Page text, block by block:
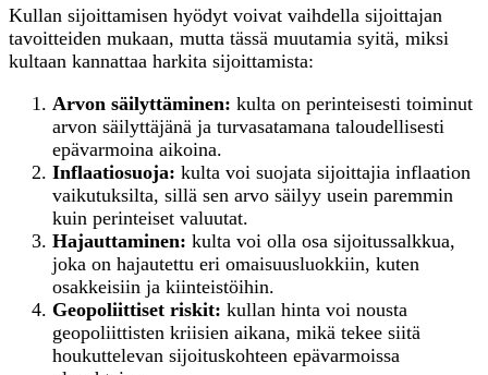
Kullan sijoittamisen hyödyt voivat vaihdella sijoittajan
tavoitteiden mukaan, mutta tässä muutamia syitä, miksi
kultaan kannattaa harkita sijoittamista:
Arvon säilyttäminen: kulta on perinteisesti toiminut
arvon säilyttäjänä ja turvasatamana taloudellisesti
epävarmoina aikoina.
Inflaatiosuoja: kulta voi suojata sijoittajia inflaation
vaikutuksilta, sillä sen arvo säilyy usein paremmin
kuin perinteiset valuutat.
Hajauttaminen: kulta voi olla osa sijoitussalkkua,
joka on hajautettu eri omaisuusluokkiin, kuten
osakkeisiin ja kiinteistöihin.
Geopoliittiset riskit: kullan hinta voi nousta
geopoliittisten kriisien aikana, mikä tekee siitä
houkuttelevan sijoituskohteen epävarmoissa